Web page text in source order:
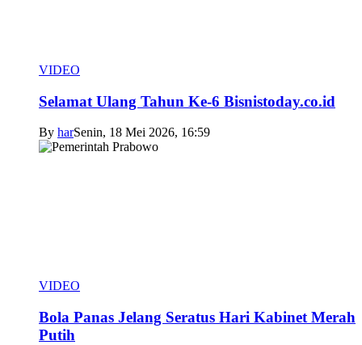
VIDEO
Selamat Ulang Tahun Ke-6 Bisnistoday.co.id
By harSenin, 18 Mei 2026, 16:59
VIDEO
Bola Panas Jelang Seratus Hari Kabinet Merah
Putih